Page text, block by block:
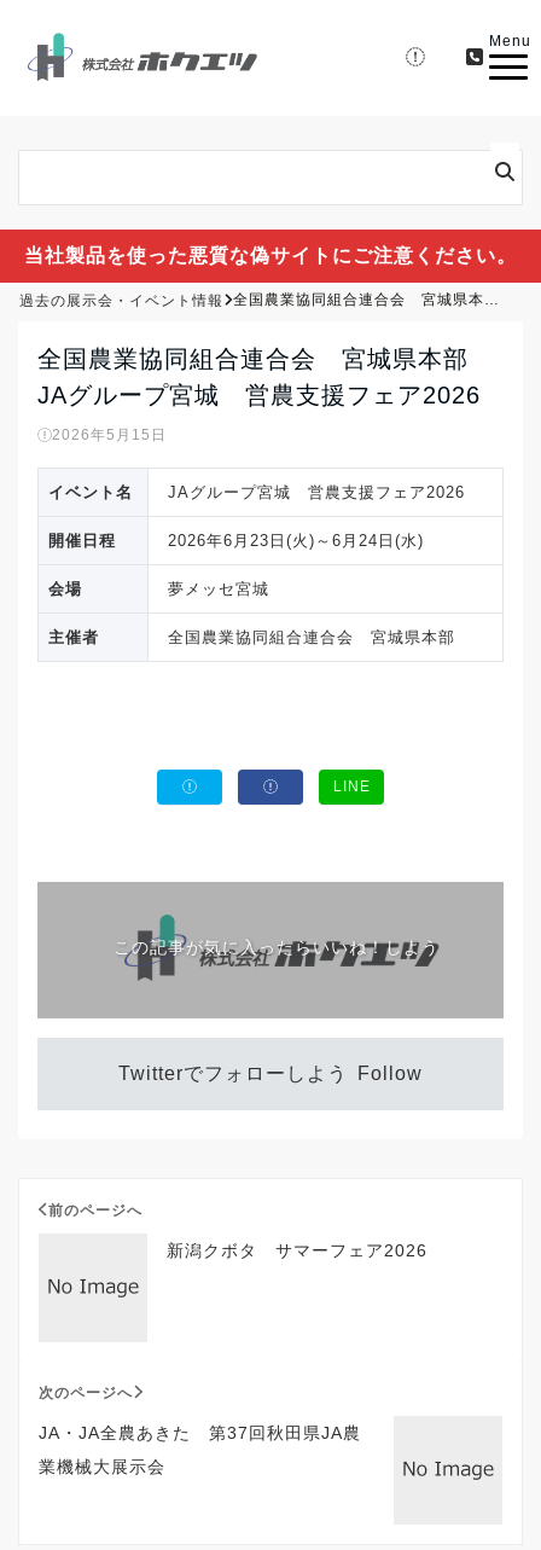
Menu
当社製品を使った悪質な偽サイトにご注意ください。
過去の展示会・イベント情報 全国農業協同組合連合会 宮城県本部 JAグループ宮城 営農支援フェア2026
全国農業協同組合連合会 宮城県本部
JAグループ宮城 営農支援フェア2026
2026年5月15日
イベント名 JAグループ宮城 営農支援フェア2026
開催日程 2026年6月23日(火)～6月24日(水)
会場 夢メッセ宮城
主催者 全国農業協同組合連合会 宮城県本部
LINE
この記事が気に入ったらいいね！しよう
Twitterでフォローしよう Follow
前のページへ
新潟クボタ サマーフェア2026
次のページへ
JA・JA全農あきた 第37回秋田県JA農
業機械大展示会